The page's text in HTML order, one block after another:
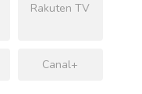
Rakuten TV
Canal+